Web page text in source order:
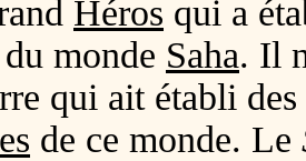
Héros qui a
monde Saha. Il
qui ait établi
de ce monde. Le